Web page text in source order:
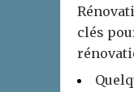
clés